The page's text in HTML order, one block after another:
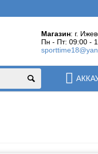
Магазин: г.
Пн - Пт: 09:00 -